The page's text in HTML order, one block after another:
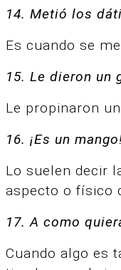
14. Metió los
Es cuando se
15. Le dieron un
Le propinaron
16. ¡Es un
Lo suelen decir
aspecto o físico
17. A como
Cuando algo es